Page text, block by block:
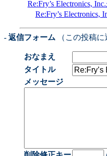
Re:Fry’s Electronics,
Re:Fry’s Electronics,
- 返信フォーム （この投稿
おなまえ
タイトル
メッセージ